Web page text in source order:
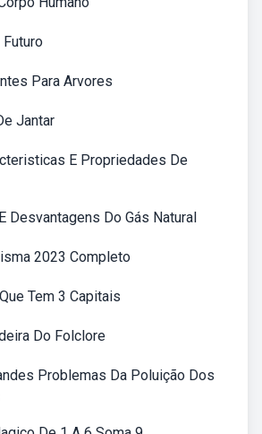
Futuro
Para Arvores
Jantar
E Propriedades De
Desvantagens Do Gás Natural
2023 Completo
Tem 3 Capitais
Do Folclore
Problemas Da Poluição Dos